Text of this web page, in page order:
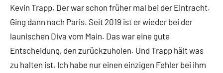
Kevin Trapp. Der war schon früher mal bei der Eintracht.
Ging dann nach Paris. Seit 2019 ist er wieder bei der
launischen Diva vom Main. Das war eine gute
Entscheidung, den zurückzuholen. Und Trapp hält was
zu halten ist. Ich habe nur einen einzigen Fehler bei ihm